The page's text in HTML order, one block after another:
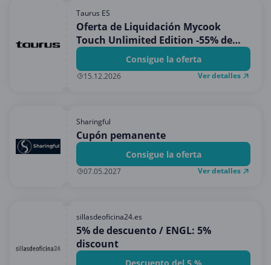
Taurus ES
Oferta de Liquidación Mycook
Touch Unlimited Edition -55% de
dto.
Consigue la oferta
15.12.2026 Ver detalles
Sharingful
Cupón pemanente
Consigue la oferta
07.05.2027 Ver detalles
sillasdeoficina24.es
5% de descuento / ENGL: 5%
discount
Descuento del 5 %